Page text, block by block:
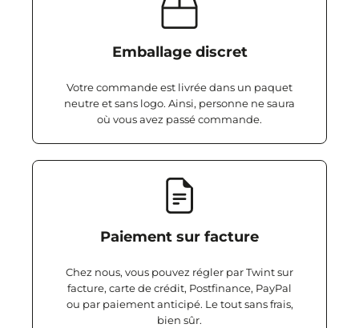
Emballage discret
Votre commande est livrée dans un paquet
neutre et sans logo. Ainsi, personne ne saura
où vous avez passé commande.
Paiement sur facture
Chez nous, vous pouvez régler par Twint sur
facture, carte de crédit, Postfinance, PayPal
ou par paiement anticipé. Le tout sans frais,
bien sûr.